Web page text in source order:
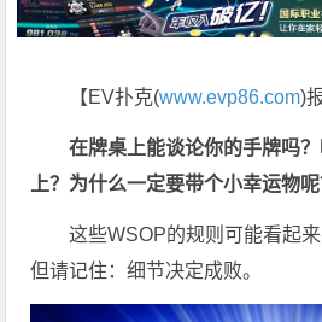
【EV扑克(www.evp86.com)
在牌桌上能谈论你的手牌吗
上？为什么一定要带个小幸运物呢
这些WSOP的规则可能看起
但请记住：细节决定成败。